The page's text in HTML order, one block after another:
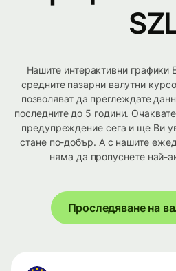
Нашите интерактивни графики
средните пазарни валутни
позволяват да преглеждате
последните до 5 години.
предупреждение сега и ще Ви
стане по-добър. А с нашите
няма да пропуснете най-
Проследяване на